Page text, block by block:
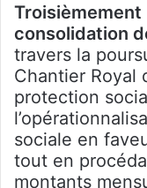
Troisièmement
consolidation
travers la
Chantier Royal
protection
sociale en
tout en
montants